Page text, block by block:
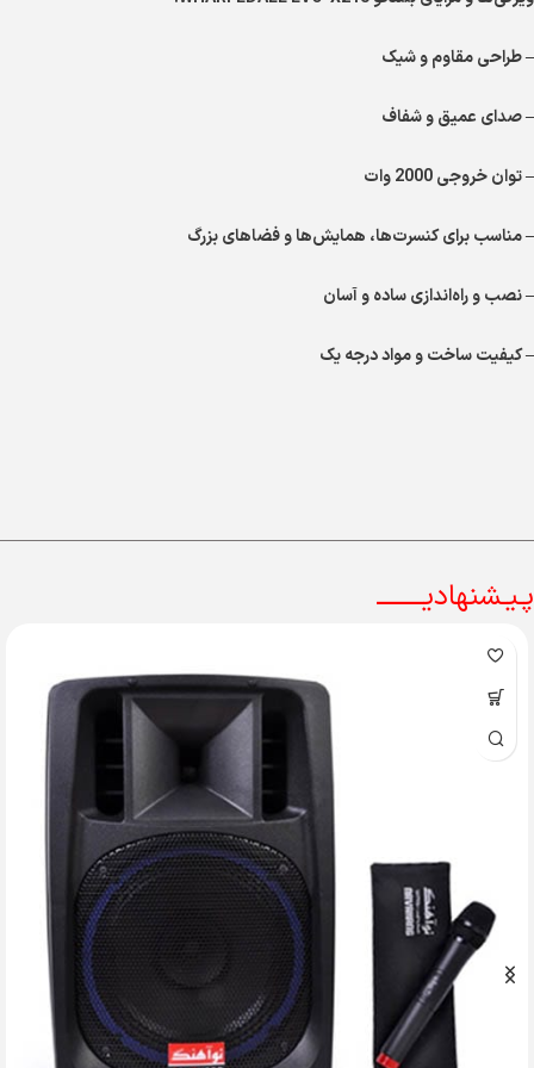
– طراحی مقاوم و شیک
– صدای عمیق و شفاف
– توان خروجی 2000 وات
– مناسب برای کنسرت‌ها، همایش‌ها و فضاهای بزرگ
– نصب و راه‌اندازی ساده و آسان
– کیفیت ساخت و مواد درجه یک
پـیـشنهادیــــــــ